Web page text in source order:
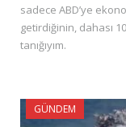
sadece ABD’ye
getirdiğinin, dahası
tanığıyım.
GÜNDEM